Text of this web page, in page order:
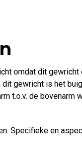
omdat dit gewricht
gewricht is het
t.o.v. de bovenarm
Specifieke en